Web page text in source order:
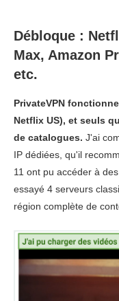
Débloque :
Max, Amazon
etc.
PrivateVPN
Netflix US), et seuls
de catalogues. J'ai
IP dédiées, qu'il
11 ont pu accéder à
essayé 4 serveurs
région complète de